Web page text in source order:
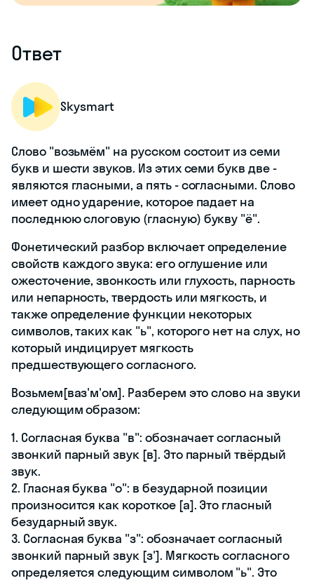
Ответ
Skysmart
Слово "возьмём" на русском состоит из семи
букв и шести звуков. Из этих семи букв две -
являются гласными, а пять - согласными. Слово
имеет одно ударение, которое падает на
последнюю слоговую (гласную) букву "ё".
Фонетический разбор включает определение
свойств каждого звука: его оглушение или
ожесточение, звонкость или глухость, парность
или непарность, твердость или мягкость, и
также определение функции некоторых
символов, таких как "ь", которого нет на слух, но
который индицирует мягкость
предшествующего согласного.
Возьмем[ваз'м'ом]. Разберем это слово на звуки
следующим образом:
1. Согласная буква "в": обозначает согласный
звонкий парный звук [в]. Это парный твёрдый
звук.
2. Гласная буква "о": в безударной позиции
произносится как короткое [а]. Это гласный
безударный звук.
3. Согласная буква "з": обозначает согласный
звонкий парный звук [з']. Мягкость согласного
определяется следующим символом "ь". Это